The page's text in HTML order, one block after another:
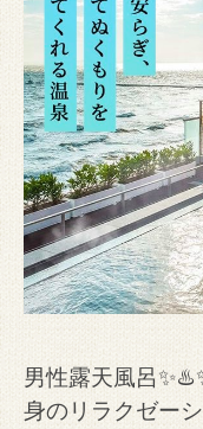
男性露天風呂
身のリラクゼー